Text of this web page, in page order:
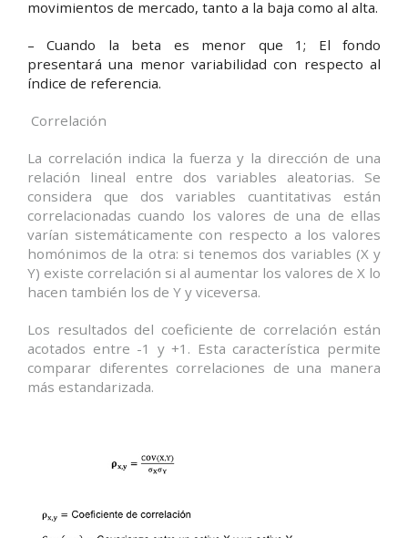
movimientos de mercado, tanto a la baja como al alta.
– Cuando la beta es menor que 1;
El fondo
presentará una menor variabilidad con respecto al
índice de referencia.
Correlación
La correlación indica la fuerza y la dirección de una
relación lineal entre dos variables aleatorias. Se
considera que dos variables cuantitativas están
correlacionadas cuando los valores de una de ellas
varían sistemáticamente con respecto a los valores
homónimos de la otra: si tenemos dos variables (X y
Y) existe correlación si al aumentar los valores de X lo
hacen también los de Y y viceversa.
Los resultados del coeficiente de correlación están
acotados entre -1 y +1. Esta característica permite
comparar diferentes correlaciones de una manera
más estandarizada.